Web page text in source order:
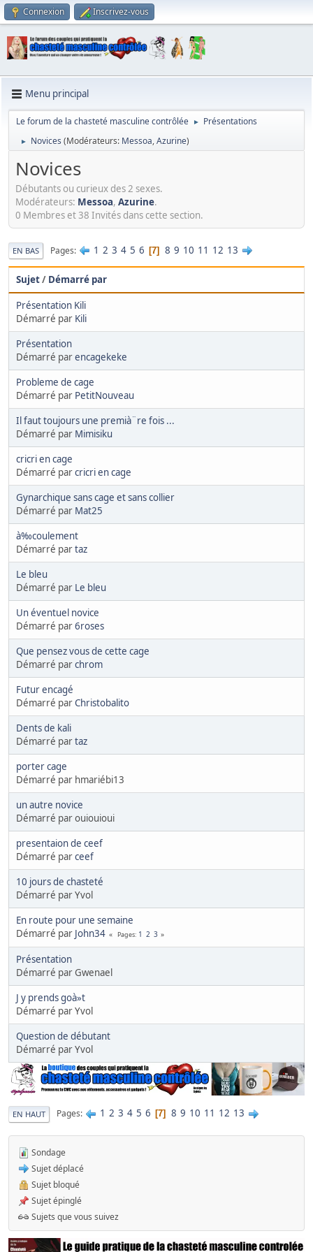
Connexion Inscrivez-vous
Menu principal
Le forum de la chasteté masculine contrôlée ► Présentations
► Novices (Modérateurs: Messoa,Azurine)
Novices
Débutants ou curieux des 2 sexes.
Modérateurs: Messoa, Azurine.
0 Membres et 38 Invités dans cette section.
EN BAS Pages 1 2 3 4 5 6 7 8 9 10 11 12 13
Sujet/ Démarré par
Présentation Kili
Démarré par Kili
Présentation
Démarré parencagekeke
Probleme de cage
Démarré par PetitNouveau
Il faut toujours une premià¨re fois ...
Démarré par Mimisiku
cricri en cage
Démarré parcricri en cage
Gynarchique sans cage et sans collier
Démarré par Mat25
à‰coulement
Démarré partaz
Le bleu
Démarré par Le bleu
Un éventuel novice
Démarré par6roses
Que pensez vous de cette cage
Démarré parchrom
Futur encagé
Démarré parChristobalito
Dents de kali
Démarré partaz
porter cage
Démarré par hmariébi13
un autre novice
Démarré par ouiouioui
presentaion de ceef
Démarré parceef
10 jours de chasteté
Démarré par Yvol
En route pour une semaine
Démarré par John34 Pages 1 2 3
Présentation
Démarré par Gwenael
J y prends goà»t
Démarré par Yvol
Question de débutant
Démarré par Yvol
EN HAUT Pages 1 2 3 4 5 6 7 8 9 10 11 12 13
Sondage
Sujet déplacé
Sujet bloqué
Sujet épinglé
Sujets que vous suivez